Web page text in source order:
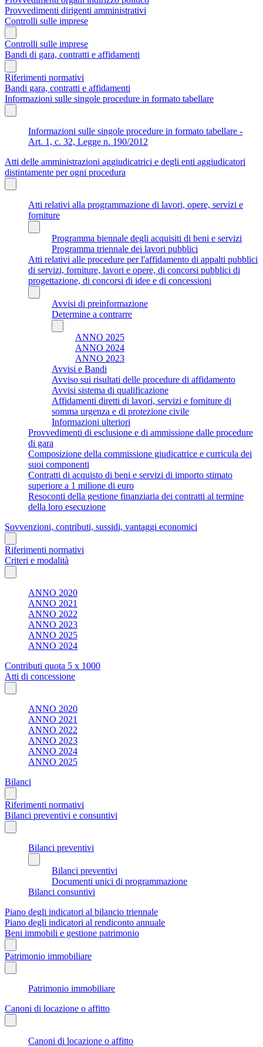
Provvedimenti dirigenti amministrativi
Controlli sulle imprese
Controlli sulle imprese
Bandi di gara, contratti e affidamenti
Riferimenti normativi
Bandi gara, contratti e affidamenti
Informazioni sulle singole procedure in formato tabellare
Informazioni sulle singole procedure in formato tabellare -
Art. 1, c. 32, Legge n. 190/2012
Atti delle amministrazioni aggiudicatrici e degli enti aggiudicatori
distintamente per ogni procedura
Atti relativi alla programmazione di lavori, opere, servizi e
forniture
Programma biennale degli acquisiti di beni e servizi
Programma triennale dei lavori pubblici
Atti relativi alle procedure per l'affidamento di appalti pubblici
di servizi, forniture, lavori e opere, di concorsi pubblici di
progettazione, di concorsi di idee e di concessioni
Avvisi di preinformazione
Determine a contrarre
ANNO 2025
ANNO 2024
ANNO 2023
Avvisi e Bandi
Avviso sui risultati delle procedure di affidamento
Avvisi sistema di qualificazione
Affidamenti diretti di lavori, servizi e forniture di
somma urgenza e di protezione civile
Informazioni ulteriori
Provvedimenti di esclusione e di ammissione dalle procedure
di gara
Composizione della commissione giudicatrice e curricula dei
suoi componenti
Contratti di acquisto di beni e servizi di importo stimato
superiore a 1 milione di euro
Resoconti della gestione finanziaria dei contratti al termine
della loro esecuzione
Sovvenzioni, contributi, sussidi, vantaggi economici
Riferimenti normativi
Criteri e modalità
ANNO 2020
ANNO 2021
ANNO 2022
ANNO 2023
ANNO 2025
ANNO 2024
Contributi quota 5 x 1000
Atti di concessione
ANNO 2020
ANNO 2021
ANNO 2022
ANNO 2023
ANNO 2024
ANNO 2025
Bilanci
Riferimenti normativi
Bilanci preventivi e consuntivi
Bilanci preventivi
Bilanci preventivi
Documenti unici di programmazione
Bilanci consuntivi
Piano degli indicatori al bilancio triennale
Piano degli indicatori al rendiconto annuale
Beni immobili e gestione patrimonio
Patrimonio immobiliare
Patrimonio immobiliare
Canoni di locazione o affitto
Canoni di locazione o affitto